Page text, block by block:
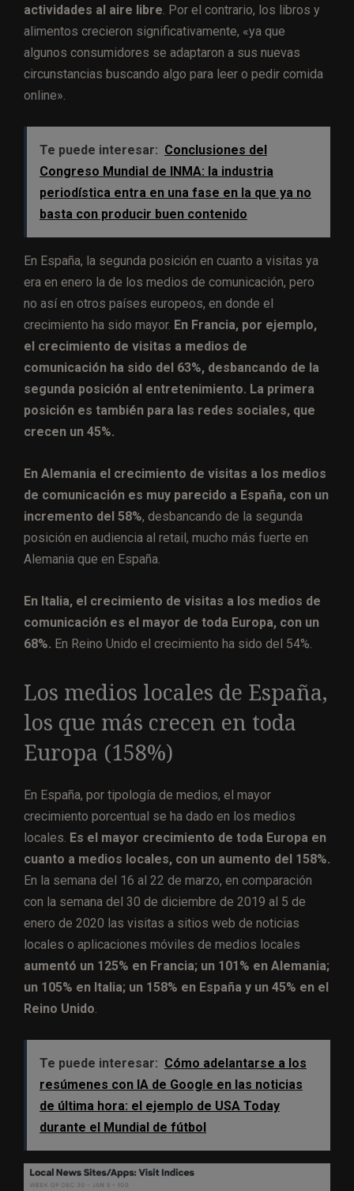
actividades al aire libre. Por el contrario, los libros y
alimentos crecieron significativamente, «ya que
algunos consumidores se adaptaron a sus nuevas
circunstancias buscando algo para leer o pedir comida
online».
Te puede interesar: Conclusiones del
Congreso Mundial de INMA: la industria
periodística entra en una fase en la que ya no
basta con producir buen contenido
En España, la segunda posición en cuanto a visitas ya
era en enero la de los medios de comunicación, pero
no así en otros países europeos, en donde el
crecimiento ha sido mayor. En Francia, por ejemplo,
el crecimiento de visitas a medios de
comunicación ha sido del 63%, desbancando de la
segunda posición al entretenimiento. La primera
posición es también para las redes sociales, que
crecen un 45%.
En Alemania el crecimiento de visitas a los medios
de comunicación es muy parecido a España, con un
incremento del 58%, desbancando de la segunda
posición en audiencia al retail, mucho más fuerte en
Alemania que en España.
En Italia, el crecimiento de visitas a los medios de
comunicación es el mayor de toda Europa, con un
68%. En Reino Unido el crecimiento ha sido del 54%.
Los medios locales de España,
los que más crecen en toda
Europa (158%)
En España, por tipología de medios, el mayor
crecimiento porcentual se ha dado en los medios
locales. Es el mayor crecimiento de toda Europa en
cuanto a medios locales, con un aumento del 158%.
En la semana del 16 al 22 de marzo, en comparación
con la semana del 30 de diciembre de 2019 al 5 de
enero de 2020 las visitas a sitios web de noticias
locales o aplicaciones móviles de medios locales
aumentó un 125% en Francia; un 101% en Alemania;
un 105% en Italia; un 158% en España y un 45% en el
Reino Unido.
Te puede interesar: Cómo adelantarse a los
resúmenes con IA de Google en las noticias
de última hora: el ejemplo de USA Today
durante el Mundial de fútbol